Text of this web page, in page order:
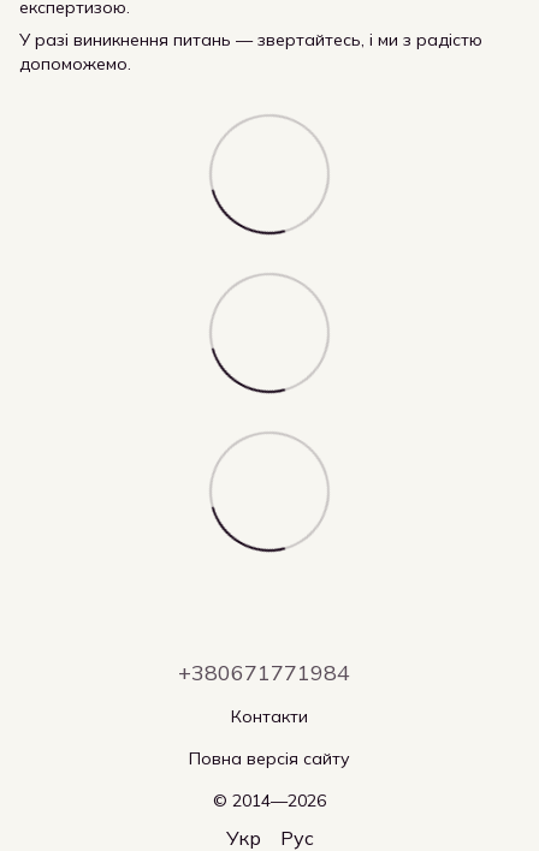
експертизою.
У разі виникнення питань — звертайтесь, і ми з радістю
допоможемо.
+380671771984
Контакти
Повна версія сайту
© 2014—2026
Укр Рус